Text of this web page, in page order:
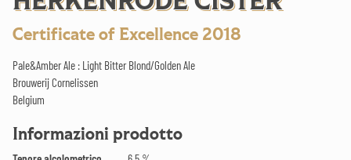
Certificate of Excellence 2018
Pale&Amber Ale : Light Bitter Blond/Golden Ale
Brouwerij Cornelissen
Belgium
Informazioni prodotto